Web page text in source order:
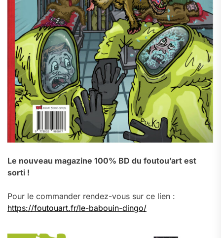
Le nouveau magazine 100% BD du foutou’art est
sorti !
Pour le commander rendez-vous sur ce lien :
https://foutouart.fr/le-babouin-dingo/